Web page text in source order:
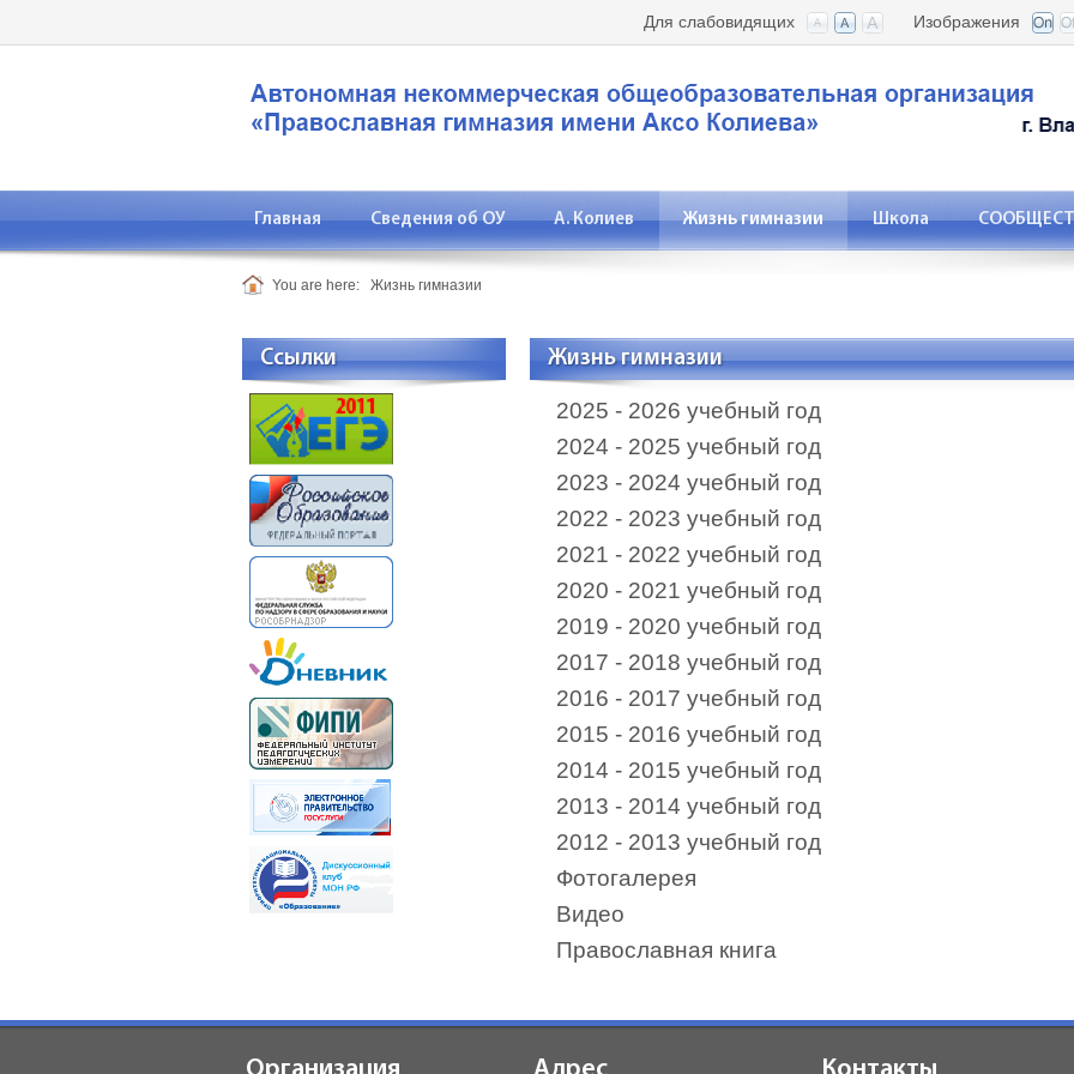
Изображения
Для слабовидящих
Главная Сведения об ОУ А. Колиев Жизнь гимназии Школа
You are here: Жизнь гимназии
Ссылки Жизнь гимназии
2025 - 2026 учебный год
2024 - 2025 учебный год
2023 - 2024 учебный год
2022 - 2023 учебный год
2021 - 2022 учебный год
2020 - 2021 учебный год
2019 - 2020 учебный год
2017 - 2018 учебный год
2016 - 2017 учебный год
2015 - 2016 учебный год
2014 - 2015 учебный год
2013 - 2014 учебный год
2012 - 2013 учебный год
Фотогалерея
Видео
Православная книга